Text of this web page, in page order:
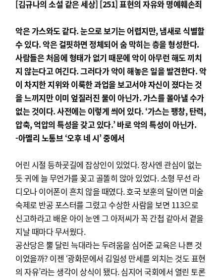
[김규나의 소설 같은 세상] [251] 표현의 자유와 명예훼손죄
악은 가스와도 같다. 눈으로 보기는 어렵지만, 냄새로 식별할
수 있다. 악은 걸핏하면 정체되어 숨 막히는 층을 형성한다.
사람들은 처음에 형태가 없기 때문에 악이 아무런 해도 끼치
지 않는다고 여긴다. 그러다가 악이 해놓은 일을 발견한다. 악
이 차지한 지위와 이룩한 과업을 보고서야 자신이 졌다는 것
을 느끼지만 이미 엎질러진 물이 아닌가. 가스를 몰아낼 수가
없는 것이다. 사전에는 이렇게 씌어 있다. ‘가스는 팽창, 탄력,
압축, 억압의 특성을 갖고 있다.’ 바로 악의 특성이 아닌가.
-아멜리 노통브 ‘오후 네 시’ 중에서
어린 시절 등하굣길에 잡상인이 있었다. 장사엔 관심이 없는
듯 귀에 늘 무언가를 꽂고 골똘히 앉아 있었다. 소형 무선 라
디오나 이어폰이 흔치 않을 때였다. 호국 보훈의 달이면 미술
숙제로 반공 포스터를 그렸고 수상한 사람을 보면 113으로
신고하라고 배운 아이 눈엔 그 아저씨가 꼭 간첩 같아서 곁을
지날 때마다 무서웠다.
공산당은 뿔 달린 늑대라는 두려움을 심어준 교육은 나쁜 것
이었을까? 이젠 ‘광화문에서 김일성 만세를 외치는 것도 표현
의 자유’라는 생각이 상식이 됐다. 심지어 국회에서 열린 토론